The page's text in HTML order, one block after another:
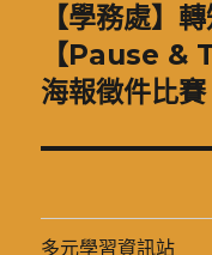
篇
章:
【學務處】
【Pause &
海報徵件比賽
多元學習資訊站